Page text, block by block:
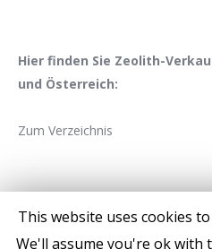
Hier finden Sie Zeolith-
und Österreich:
Zum Verzeichnis
This website uses cookies
We'll assume you're ok